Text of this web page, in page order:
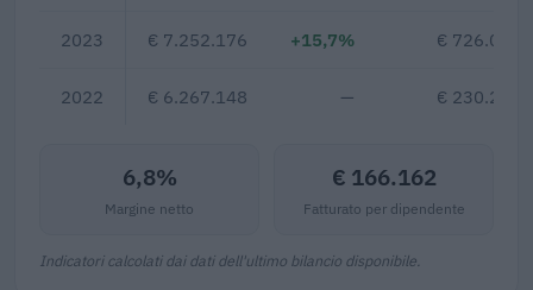
2023 € 7.252.176 +15,7% € 726.052
2022 € 6.267.148 — € 230.205
6,8%
Margine netto
€ 166.162
Fatturato per dipendente
Indicatori calcolati dai dati dell'ultimo bilancio disponibile.